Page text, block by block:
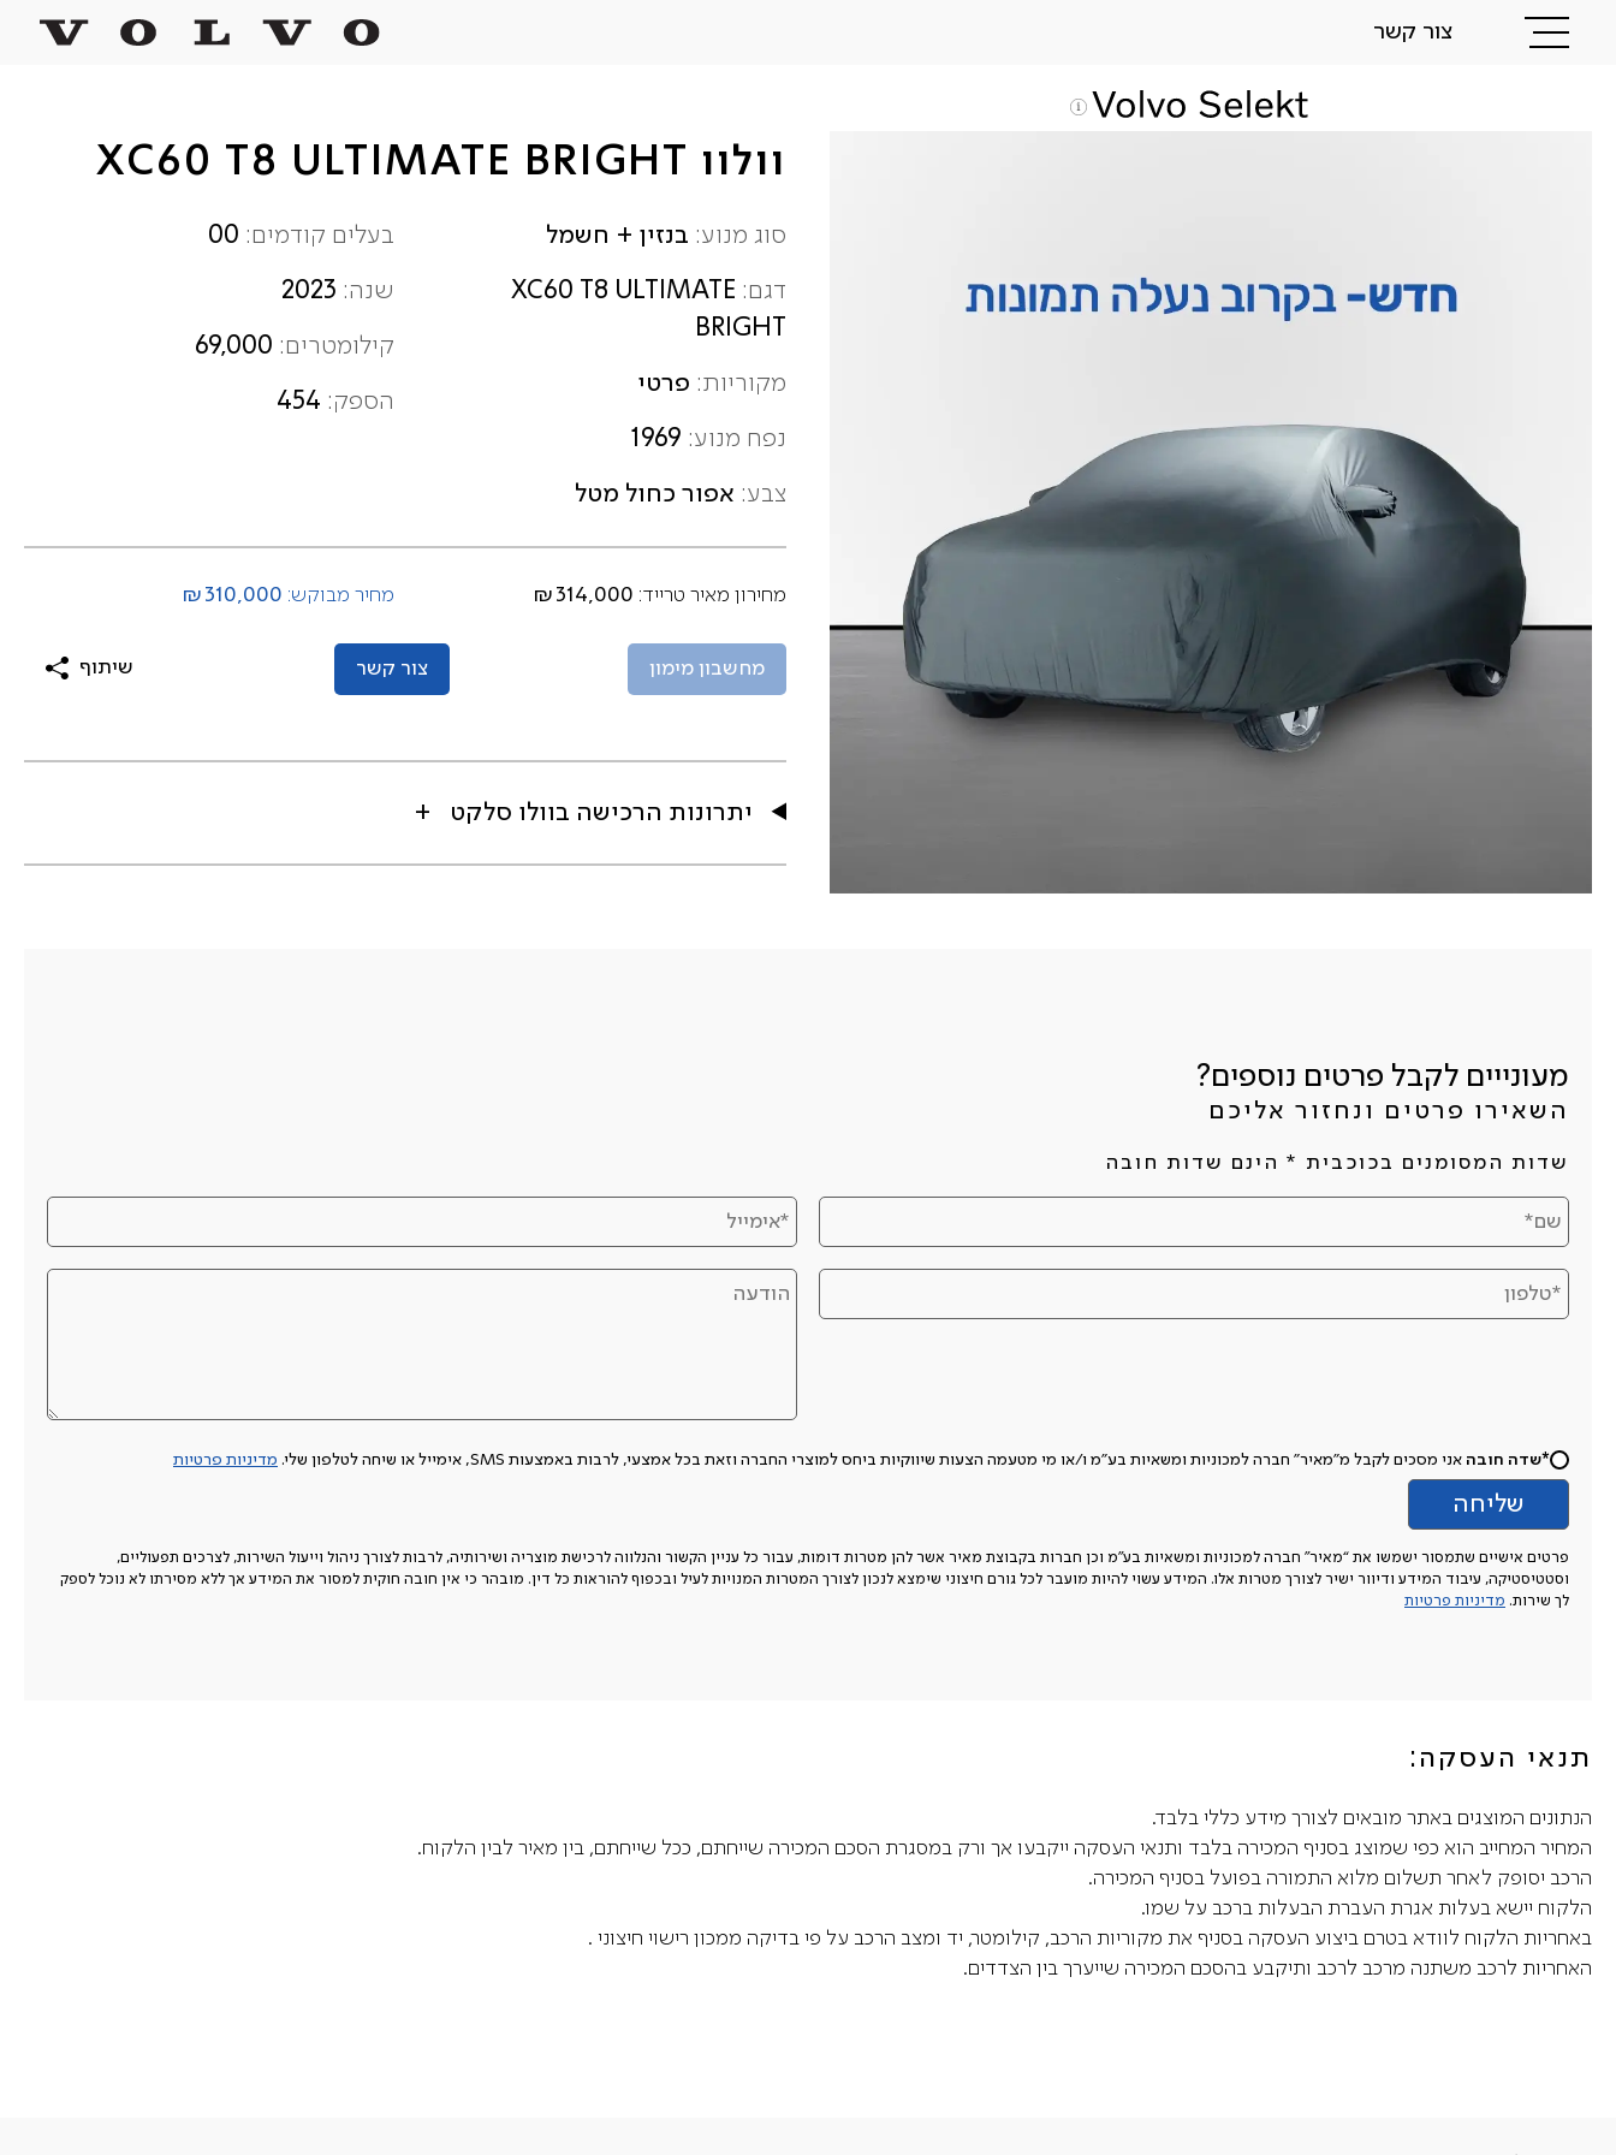
צור קשר
וולוו XC60 T8 ULTIMATE BRIGHT
סוג מנוע: בנזין + חשמל
דגם: XC60 T8 ULTIMATE
BRIGHT
מקוריות: פרטי
נפח מנוע: 1969
צבע: אפור כחול מטל
בעלים קודמים: 00
שנה: 2023
קילומטרים: 69,000
הספק: 454
מחירון מאיר טרייד: ₪314,000 מחיר מבוקש: ₪310,000
מחשבון מימון צור קשר שיתוף
יתרונות הרכישה בוולו סלקט
מעונייים לקבל פרטים נוספים?
השאירו פרטים ונחזור אליכם
שדות המסומנים בכוכבית * הינם שדות חובה
*שדה חובה אני מסכים לקבל מ"מאיר" חברה למכוניות ומשאיות בע"מ ו/או מי מטעמה הצעות שיווקיות ביחס למוצרי החברה וזאת בכל אמצעי, לרבות באמצעות SMS, אימייל או שיחה לטלפון שלי. מדיניות פרטיות
פרטים אישיים שתמסור ישמשו את “מאיר” חברה למכוניות ומשאיות בע”מ וכן חברות בקבוצת מאיר אשר להן מטרות דומות, עבור כל עניין הקשור והנלווה לרכישת מוצריה ושירותיה, לרבות לצורך ניהול וייעול השירות, לצרכים תפעוליים,
וסטטיסטיקה, עיבוד המידע ודיוור ישיר לצורך מטרות אלו. המידע עשוי להיות מועבר לכל גורם חיצוני שימצא לנכון לצורך המטרות המנויות לעיל ובכפוף להוראות כל דין. מובהר כי אין חובה חוקית למסור את המידע אך ללא מסירתו לא נוכל לספק
לך שירות. מדיניות פרטיות
תנאי העסקה:
הנתונים המוצגים באתר מובאים לצורך מידע כללי בלבד.
המחיר המחייב הוא כפי שמוצג בסניף המכירה בלבד ותנאי העסקה ייקבעו אך ורק במסגרת הסכם המכירה שייחתם, ככל שייחתם, בין מאיר לבין הלקוח.
הרכב יסופק לאחר תשלום מלוא התמורה בפועל בסניף המכירה.
הלקוח יישא בעלות אגרת העברת הבעלות ברכב על שמו.
באחריות הלקוח לוודא בטרם ביצוע העסקה בסניף את מקוריות הרכב, קילומטר, יד ומצב הרכב על פי בדיקה ממכון רישוי חיצוני .
האחריות לרכב משתנה מרכב לרכב ותיקבע בהסכם המכירה שייערך בין הצדדים.